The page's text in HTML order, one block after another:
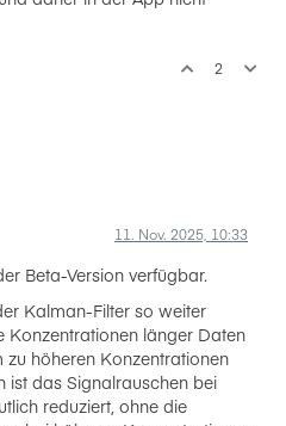
2
11. Nov. 2025, 10:33
Beta-Version verfügbar.
Kalman-Filter so weiter
Konzentrationen länger Daten
höheren Konzentrationen
ist das Signalrauschen bei
reduziert, ohne die